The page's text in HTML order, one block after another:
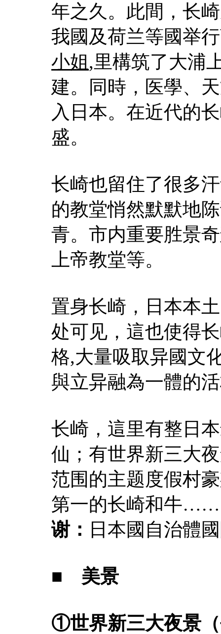
年之久。此間，长
我國及荷兰等國举
小姐,里構筑了大浦
建。同時，医學、
入日本。在近代的
盛。
长崎也留住了很多
的教堂悄然默默地
青。市内重要胜景
上帝教堂等。
置身长崎，日本本
处可见，這也使得
格,大量吸取异國文
與立异融為一體的
长崎，這里有整日
仙；有世界新三大
范围的主题度假村
第一的长崎和牛
谢： 日本國自治體
■ 美景
①世界新三大夜景